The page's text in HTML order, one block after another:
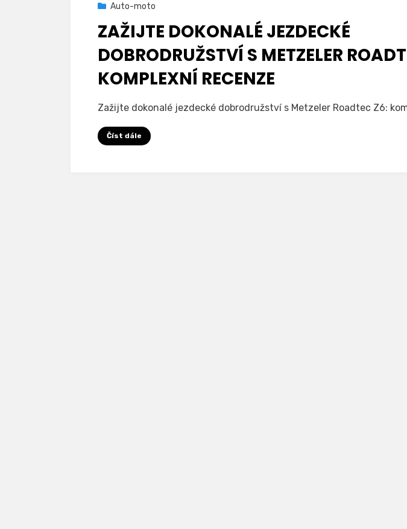
Zveřejněno
19. 5. 2023
Auto-moto
ZAŽIJTE DOKONALÉ JEZDECKÉ
DOBRODRUŽSTVÍ S METZELER
KOMPLEXNÍ RECENZE
Autorrovigo
Zažijte dokonalé jezdecké dobrodružství s Metzeler Roadtec Z6:
Číst dále